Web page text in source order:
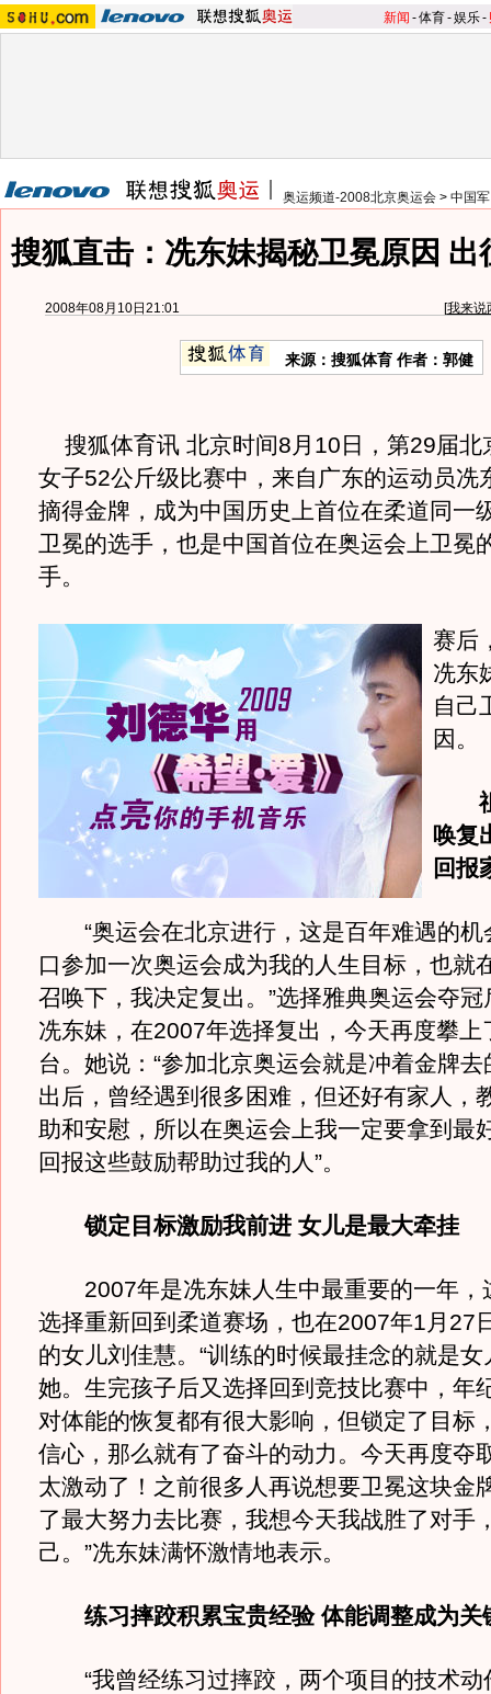
新闻 -体育-娱乐-
奥运频道-2008北京奥运会 > 中国
搜狐直击：冼东妹揭秘卫冕原因 出
2008年08月10日21:01 [我来说
来源：搜狐体育 作者：郭健
搜狐体育讯 北京时间8月10日，第29届北
女子52公斤级比赛中，来自广东的运动员冼
摘得金牌，成为中国历史上首位在柔道同一
卫冕的选手，也是中国首位在奥运会上卫冕
手。
赛后
冼东
自己
因。
唤复
回报
“奥运会在北京进行，这是百年难遇的机
口参加一次奥运会成为我的人生目标，也就
召唤下，我决定复出。”选择雅典奥运会夺
冼东妹，在2007年选择复出，今天再度攀上
台。她说：“参加北京奥运会就是冲着金牌
出后，曾经遇到很多困难，但还好有家人，
助和安慰，所以在奥运会上我一定要拿到最
回报这些鼓励帮助过我的人”。
锁定目标激励我前进 女儿是最大牵挂
2007年是冼东妹人生中最重要的一年，
选择重新回到柔道赛场，也在2007年1月27
的女儿刘佳慧。“训练的时候最挂念的就是
她。生完孩子后又选择回到竞技比赛中，年
对体能的恢复都有很大影响，但锁定了目标
信心，那么就有了奋斗的动力。今天再度夺
太激动了！之前很多人再说想要卫冕这块金
了最大努力去比赛，我想今天我战胜了对手
己。”冼东妹满怀激情地表示。
练习摔跤积累宝贵经验 体能调整成为关
“我曾经练习过摔跤，两个项目的技术动